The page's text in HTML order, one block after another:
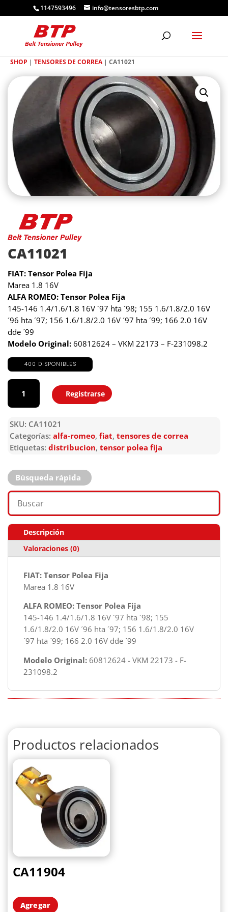
1147593496 info@tensoresbtp.com
SHOP | TENSORES DE CORREA| CA11021
CA11021
FIAT: Tensor Polea Fija
Marea 1.8 16V
ALFA ROMEO: Tensor Polea Fija
145-146 1.4/1.6/1.8 16V ´97 hta ´98; 155 1.6/1.8/2.0 16V
´96 hta ´97; 156 1.6/1.8/2.0 16V ´97 hta ´99; 166 2.0 16V
dde ´99
Modelo Original: 60812624 – VKM 22173 – F-231098.2
400 DISPONIBLES
CA11021
cantidad
Agregar
Registrarse
SKU: CA11021
Categorías: alfa-romeo, fiat, tensores de correa
Etiquetas: distribucion, tensor polea fija
Búsqueda rápida
Descripción
Valoraciones (0)
FIAT: Tensor Polea Fija
Marea 1.8 16V
ALFA ROMEO: Tensor Polea Fija
145-146 1.4/1.6/1.8 16V ´97 hta ´98; 155
1.6/1.8/2.0 16V ´96 hta ´97; 156 1.6/1.8/2.0 16V
´97 hta ´99; 166 2.0 16V dde ´99
Modelo Original: 60812624 - VKM 22173 - F-
231098.2
Productos relacionados
CA11904
Agregar